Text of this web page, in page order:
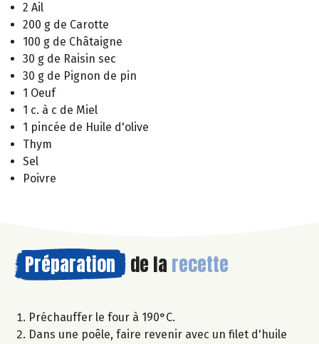
2 Ail
200 g de Carotte
100 g de Châtaigne
30 g de Raisin sec
30 g de Pignon de pin
1 Oeuf
1 c. à c de Miel
1 pincée de Huile d'olive
Thym
Sel
Poivre
Préparation de la recette
Préchauffer le four à 190°C.
Dans une poêle, faire revenir avec un filet d'huile